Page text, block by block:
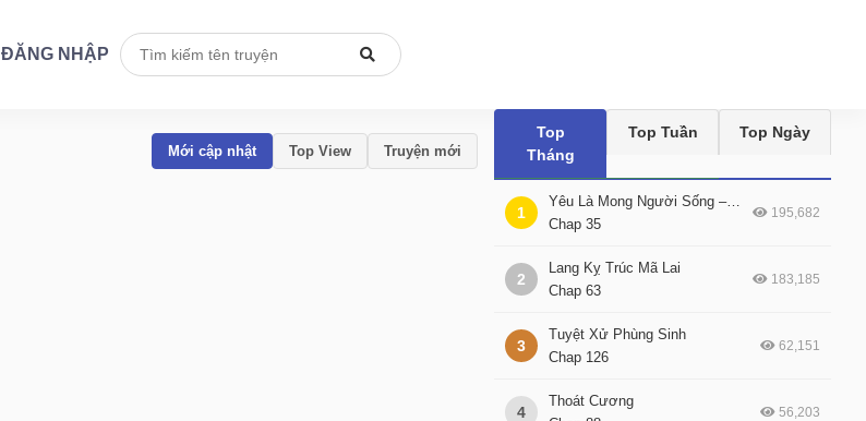
ĐĂNG NHẬP
Mới cập nhật Top View Truyện mới
Top
Tháng
Top Tuần Top Ngày
1
Yêu Là Mong Người Sống – [Hệ Thống Giết Vợ]
Chap 35
195,682
2
Lang Kỵ Trúc Mã Lai
Chap 63
183,185
3
Tuyệt Xử Phùng Sinh
Chap 126
62,151
4
Thoát Cương
56,203